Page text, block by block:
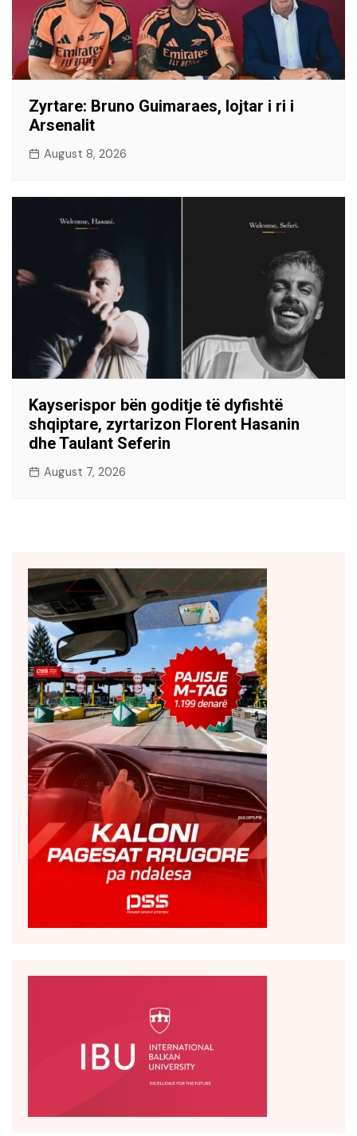
​Zyrtare: Bruno Guimaraes, lojtar i ri i
Arsenalit
August 8, 2026
Kayserispor bën goditje të dyfishtë
shqiptare, zyrtarizon Florent Hasanin
dhe Taulant Seferin
August 7, 2026